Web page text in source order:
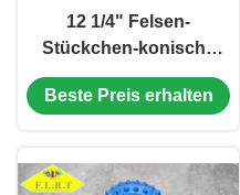
12 1/4" Felsen-
Stückchen-konische
Einsatz-Form FA637G
dreikegelige mit
Beste Preis erhalten